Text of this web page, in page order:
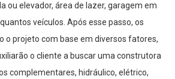
ou elevador, área de lazer, garagem em
veículos. Após esse passo, os
o projeto com base em diversos fatores,
o cliente a buscar uma construtora
complementares, hidráulico, elétrico,